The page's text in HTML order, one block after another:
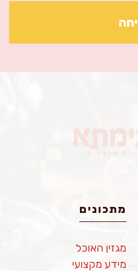
מתכונים
מגזין האוכל
מידע מקצועי